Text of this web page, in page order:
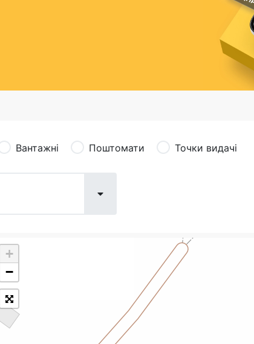
Вантажні Поштомати Точки видачі
Укрпошта Експрес/тариф
Укрпошта Стандарт/тариф «Базовий»
+
−